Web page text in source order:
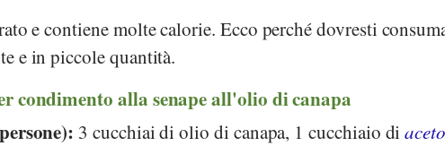
e contiene molte calorie. Ecco perché dovresti
e in piccole quantità.
condimento alla senape all'olio di canapa
3 cucchiai di olio di canapa, 1 cucchiaio diaceto